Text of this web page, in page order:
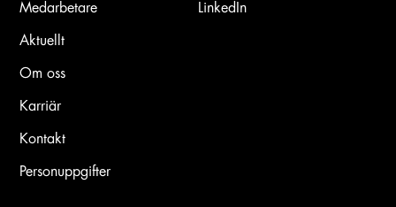
Medarbetare
Aktuellt
Om oss
Karriär
Kontakt
Personuppgifter
LinkedIn